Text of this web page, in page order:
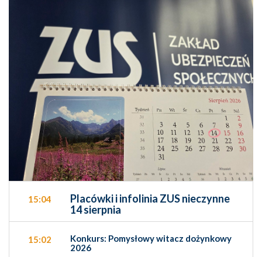
15:04
Placówki i infolinia ZUS nieczynne
14 sierpnia
15:02
Konkurs: Pomysłowy witacz dożynkowy
2026